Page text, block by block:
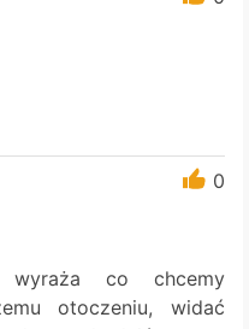
0
wyraża co chcemy
otoczeniu, widać